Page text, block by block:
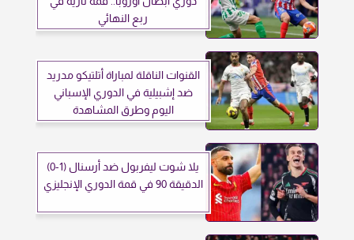
ربع النهائي
القنوات الناقلة لمباراة أتلتيكو مدريد
ضد إشبيلية في الدوري الإسباني
اليوم وطرق المشاهدة
يلا شوت ليفربول ضد أرسنال (1-0)
الدقيقة 90 في قمة الدوري الإنجليزي